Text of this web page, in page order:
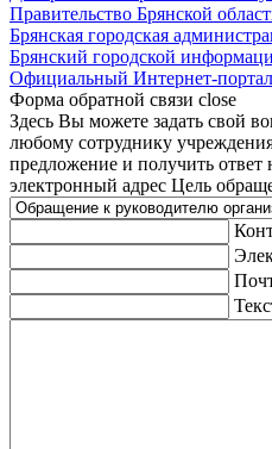
Правительство Брянской
Брянская городская
Брянский городской
Официальный Интернет-
Форма обратной связи close
Здесь Вы можете задать свой
любому сотруднику
предложение и получить
электронный адрес Цель